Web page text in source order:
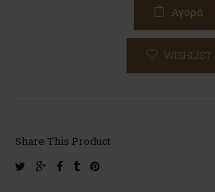
Αγορά
WISHLIST
Share This Product
twittergoogle-facebook
tumblrpinterest